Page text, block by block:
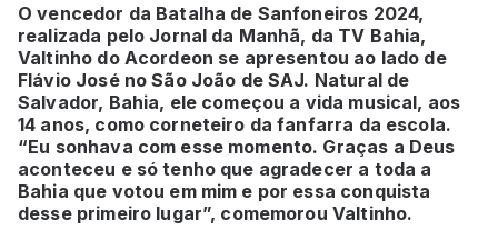
O vencedor da Batalha de Sanfoneiros 2024,
realizada pelo Jornal da Manhã, da TV Bahia,
Valtinho do Acordeon se apresentou ao lado de
Flávio José no São João de SAJ. Natural de
Salvador, Bahia, ele começou a vida musical, aos
14 anos, como corneteiro da fanfarra da escola.
“Eu sonhava com esse momento. Graças a Deus
aconteceu e só tenho que agradecer a toda a
Bahia que votou em mim e por essa conquista
desse primeiro lugar”, comemorou Valtinho.